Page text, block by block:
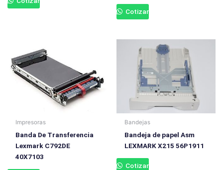
Cotizar
Impresoras
Banda De Transferencia
Lexmark C792DE
40X7103
Bandejas
Bandeja de papel Asm
LEXMARK X215 56P1911
Cotizar